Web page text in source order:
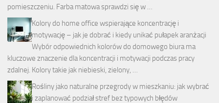
pomieszczeniu. Farba matowa sprawdzi się w …
Kolory do home office wspierające koncentrację i
motywację – jak je dobrać i kiedy unikać pułapek aranżacji
Wybór odpowiednich kolorów do domowego biura ma
kluczowe znaczenie dla koncentracji i motywacji podczas pracy
zdalnej. Kolory takie jak niebieski, zielony, …
Rośliny jako naturalne przegrody w mieszkaniu: jak wybrać
i zaplanować podział stref bez typowych błędów